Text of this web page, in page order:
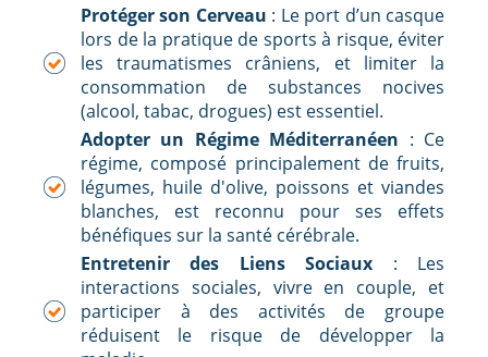
Protéger son Cerveau : Le port d’un casque
lors de la pratique de sports à risque, éviter
les traumatismes crâniens, et limiter la
consommation de substances nocives
(alcool, tabac, drogues) est essentiel.
Adopter un Régime Méditerranéen : Ce
régime, composé principalement de fruits,
légumes, huile d'olive, poissons et viandes
blanches, est reconnu pour ses effets
bénéfiques sur la santé cérébrale.
Entretenir des Liens Sociaux : Les
interactions sociales, vivre en couple, et
participer à des activités de groupe
réduisent le risque de développer la